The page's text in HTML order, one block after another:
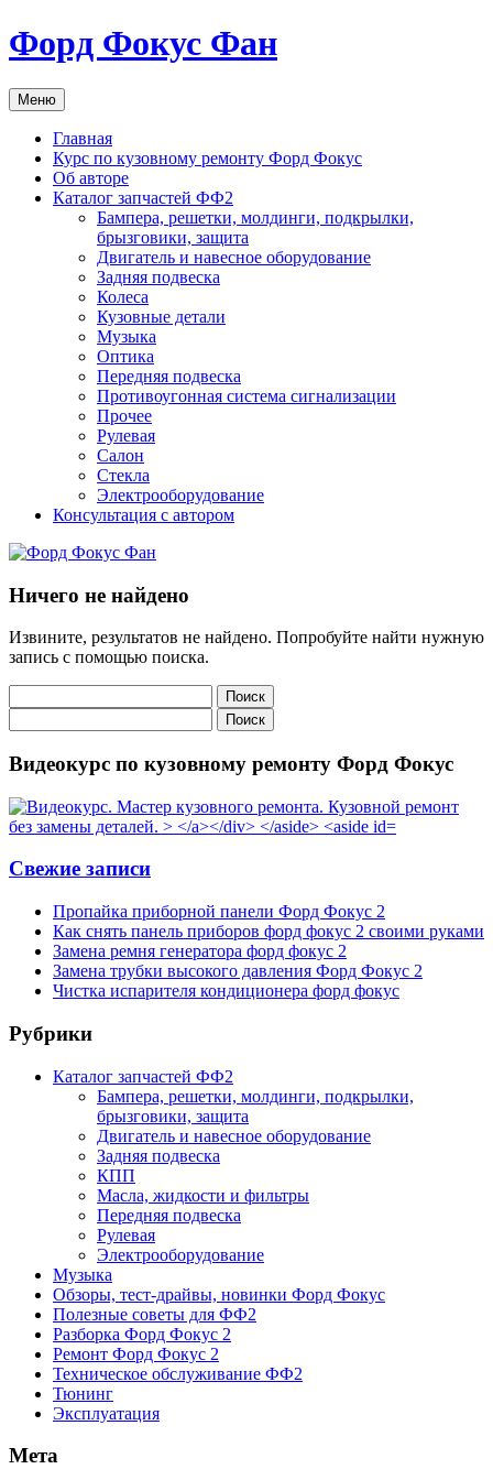
Перейти
к
Форд Фокус Фан
Меню
Главная
Курс по кузовному ремонту Форд Фокус
Об авторе
Каталог запчастей ФФ2
Бампера, решетки, молдинги, подкрылки,
брызговики, защита
Двигатель и навесное оборудование
Задняя подвеска
Колеса
Кузовные детали
Музыка
Оптика
Передняя подвеска
Противоугонная система сигнализации
Прочее
Рулевая
Салон
Стекла
Электрооборудование
Консультация с автором
Ничего не найдено
Извините, результатов не найдено. Попробуйте найти нужную
запись с помощью поиска.
Видеокурс по кузовному ремонту Форд Фокус
Свежие записи
Пропайка приборной панели Форд Фокус 2
Как снять панель приборов форд фокус 2 своими руками
Замена ремня генератора форд фокус 2
Замена трубки высокого давления Форд Фокус 2
Чистка испарителя кондиционера форд фокус
Рубрики
Каталог запчастей ФФ2
Бампера, решетки, молдинги, подкрылки,
брызговики, защита
Двигатель и навесное оборудование
Задняя подвеска
КПП
Масла, жидкости и фильтры
Передняя подвеска
Рулевая
Электрооборудование
Музыка
Обзоры, тест-драйвы, новинки Форд Фокус
Полезные советы для ФФ2
Разборка Форд Фокус 2
Ремонт Форд Фокус 2
Техническое обслуживание ФФ2
Тюнинг
Эксплуатация
Мета